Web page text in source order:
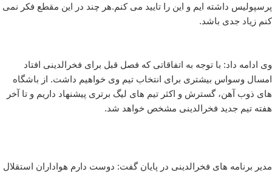
پرسپولیس داشته ایم و این را تایید می کنم.هر چند در این مقطع فکر نمی
کنم زیاد جدی باشد.
وی ادامه داد: با توجه به اتفاقاتی که فصل قبل برای فخرالدینی افتاد
امسال وسواس بیشتری برای انتخاب تیم وی خواهیم داشت. از باشگاه
های ذوب آهن، گسترش و اکثر تیم های لیگ برتری پیشنهاد داریم و تا آخر
هفته تیم جدید فخرالدینی مشخص خواهد شد.
مدیر برنامه های فخرالدینی در پایان گفت: دوست دارم هواداران استقلال